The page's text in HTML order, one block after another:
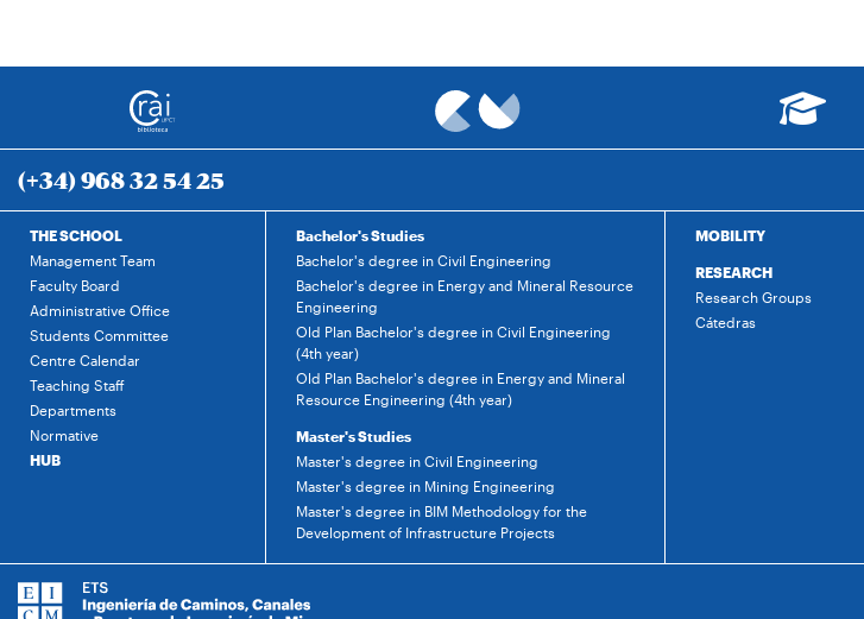
(+34) 968 32 54 25
THE SCHOOL
Management Team
Faculty Board
Administrative Office
Students Committee
Centre Calendar
Teaching Staff
Departments
Normative
HUB
Bachelor's Studies
Bachelor's degree in Civil Engineering
Bachelor's degree in Energy and Mineral Resource
Engineering
Old Plan Bachelor's degree in Civil Engineering
(4th year)
Old Plan Bachelor's degree in Energy and Mineral
Resource Engineering (4th year)
Master's Studies
Master's degree in Civil Engineering
Master's degree in Mining Engineering
Master's degree in BIM Methodology for the
Development of Infrastructure Projects
MOBILITY
RESEARCH
Research Groups
Cátedras